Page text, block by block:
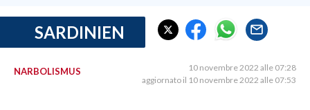
SASSARI E PROVINCIA
GALLURA
NUORO E PROVINCIA
SARDINIEN
NARBOLISMUS
10 novembre 2022 alle 07:28
aggiornato il 10 novembre 2022 alle 07:53